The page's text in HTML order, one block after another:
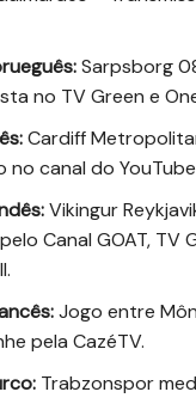
Sarpsborg
no TV Green e
Cardiff
no canal do
Vikingur
Canal GOAT, TV
Jogo entre
pela CazéTV.
Trabzonspor